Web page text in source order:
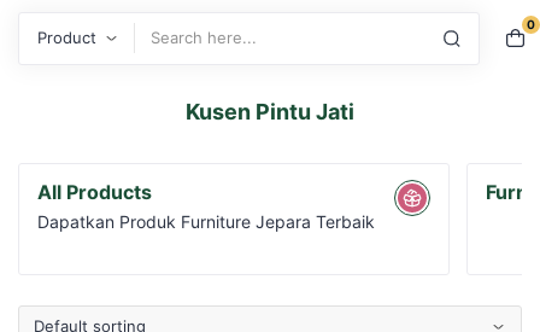
0
Kusen Pintu Jati
All Products
Dapatkan Produk Furniture Jepara Terbaik